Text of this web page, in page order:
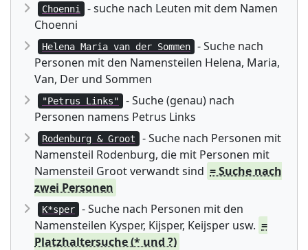
Choenni
- suche nach Leuten mit dem Namen
Choenni
Helena Maria van der Sommen
- Suche nach
Personen mit den Namensteilen Helena, Maria,
Van, Der und Sommen
"Petrus Links"
- Suche (genau) nach
Personen namens Petrus Links
Rodenburg & Groot
- Suche nach Personen mit
Namensteil Rodenburg, die mit Personen mit
Namensteil Groot verwandt sind = Suche nach
zwei Personen
K*sper
- Suche nach Personen mit den
Namensteilen Kysper, Kijsper, Keijsper usw. =
Platzhaltersuche (* und ?)